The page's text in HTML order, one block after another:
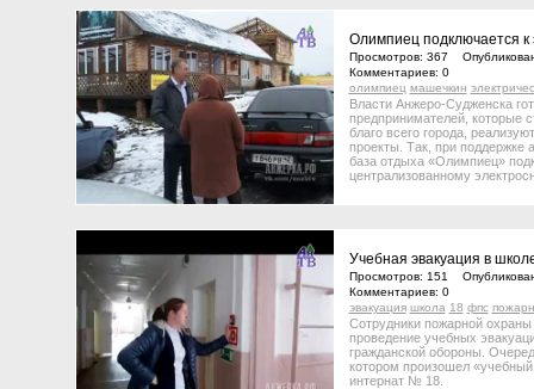
Олимпиец подключается к
Просмотров: 367
Комментариев: 0
олимпиец машечкин
Власти Анжеро-Судженска
предпринимателей, которые
благо всего города,
проекты. Так, при поддержке
база отдыха «Олимпиец»
централизованному
Учебная эвакуация в
Просмотров: 151
Комментариев: 0
эвакуация школа 18 фпс
Сотрудники пожарной
проведение учебных
гражданской обороны.
котором произошел
интернат № 18.